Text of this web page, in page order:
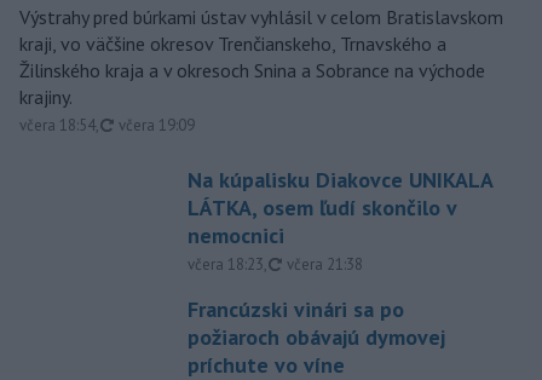
Výstrahy pred búrkami ústav vyhlásil v celom Bratislavskom
kraji, vo väčšine okresov Trenčianskeho, Trnavského a
Žilinského kraja a v okresoch Snina a Sobrance na východe
krajiny.
včera 18:54, aktualizované
včera 19:09
Na kúpalisku Diakovce UNIKALA
LÁTKA, osem ľudí skončilo v
nemocnici
včera 18:23, aktualizované
včera 21:38
Francúzski vinári sa po
požiaroch obávajú dymovej
príchute vo víne